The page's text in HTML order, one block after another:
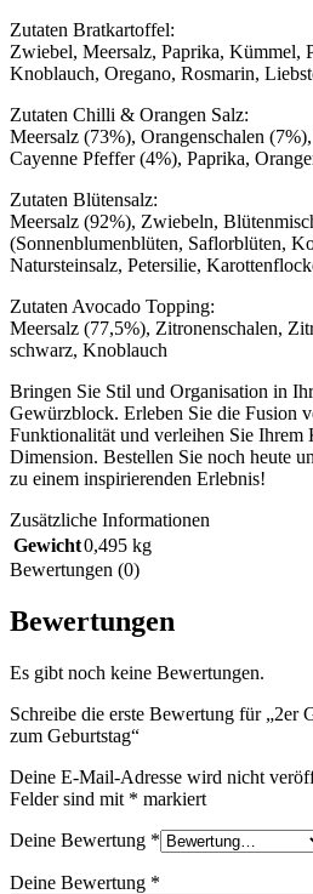
Zutaten Bratkartoffel:
Zwiebel, Meersalz, Paprika, Kümmel,
Knoblauch, Oregano, Rosmarin,
Zutaten Chilli & Orangen Salz:
Meersalz (73%), Orangenschalen
Cayenne Pfeffer (4%), Paprika,
Zutaten Blütensalz:
Meersalz (92%), Zwiebeln,
(Sonnenblumenblüten, Saflorblüten,
Natursteinsalz, Petersilie,
Zutaten Avocado Topping:
Meersalz (77,5%), Zitronenschalen,
schwarz, Knoblauch
Bringen Sie Stil und Organisation in
Gewürzblock. Erleben Sie die Fusion
Funktionalität und verleihen Sie Ihrem
Dimension. Bestellen Sie noch heute
zu einem inspirierenden Erlebnis!
Zusätzliche Informationen
Gewicht0,495 kg
Bewertungen (0)
Bewertungen
Es gibt noch keine Bewertungen.
Schreibe die erste Bewertung für „2er
zum Geburtstag“
Deine E-Mail-Adresse wird nicht
Felder sind mit * markiert
Deine Bewertung *
Deine Bewertung *